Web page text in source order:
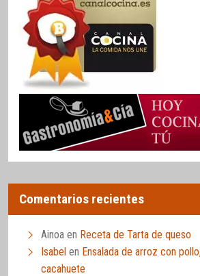
Comentarios recientes
Ainoa en Receta de Tarta de queso
Isabel en Ensalada de arroz con
cacahuete